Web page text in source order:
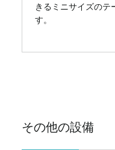
きるミニサイズのテ
す。
その他の設備